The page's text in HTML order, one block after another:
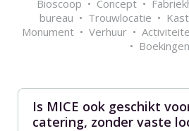
Bioscoop • Concept •
bureau • Trouwlocatie •
Monument • Verhuur •
• Boekingen
Is MICE ook geschikt
catering, zonder vaste